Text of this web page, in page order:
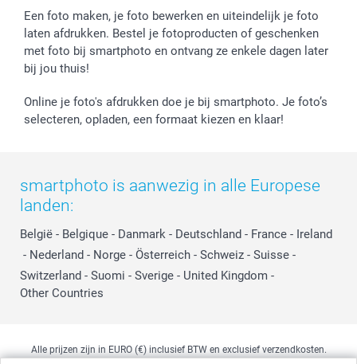
Prijslijst
Jobs & Stages
Investor Relations
smartfriends
Een foto maken, je foto bewerken en uiteindelijk je foto
laten afdrukken. Bestel je fotoproducten of geschenken
met foto bij smartphoto en ontvang ze enkele dagen later
bij jou thuis!
Online je foto's afdrukken doe je bij smartphoto. Je foto’s
selecteren, opladen, een formaat kiezen en klaar!
smartphoto is aanwezig in alle Europese
landen:
België - Belgique - Danmark - Deutschland - France - Ireland
- Nederland - Norge - Österreich - Schweiz - Suisse -
Switzerland - Suomi - Sverige - United Kingdom -
Other Countries
Alle prijzen zijn in EURO (€) inclusief BTW en exclusief verzendkosten.